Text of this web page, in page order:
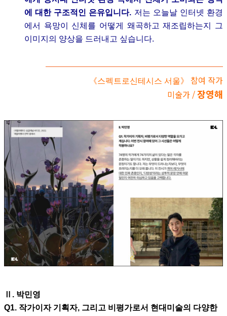
에 대한 구조적인 은유입니다. 저는 오늘날 인터넷 환경
에서 욕망이 신체를 어떻게 왜곡하고 재조립하는지 그
이미지의 양상을 드러내고 싶습니다.
《스펙트로신테시스 서울》
참여 작가
미술가 /장영해
Ⅱ. 박민영
Q1. 작가이자 기획자, 그리고 비평가로서 현대미술의 다양한